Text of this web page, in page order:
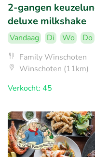
2-gangen
deluxe milkshake
Vandaag Di Wo Do
Family Winschoten
Winschoten (11km)
Verkocht: 45